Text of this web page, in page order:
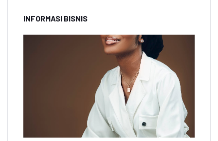
INFORMASI BISNIS